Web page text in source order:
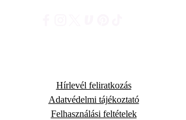
Hírlevél feliratkozás
Adatvédelmi tájékoztató
Felhasználási feltételek